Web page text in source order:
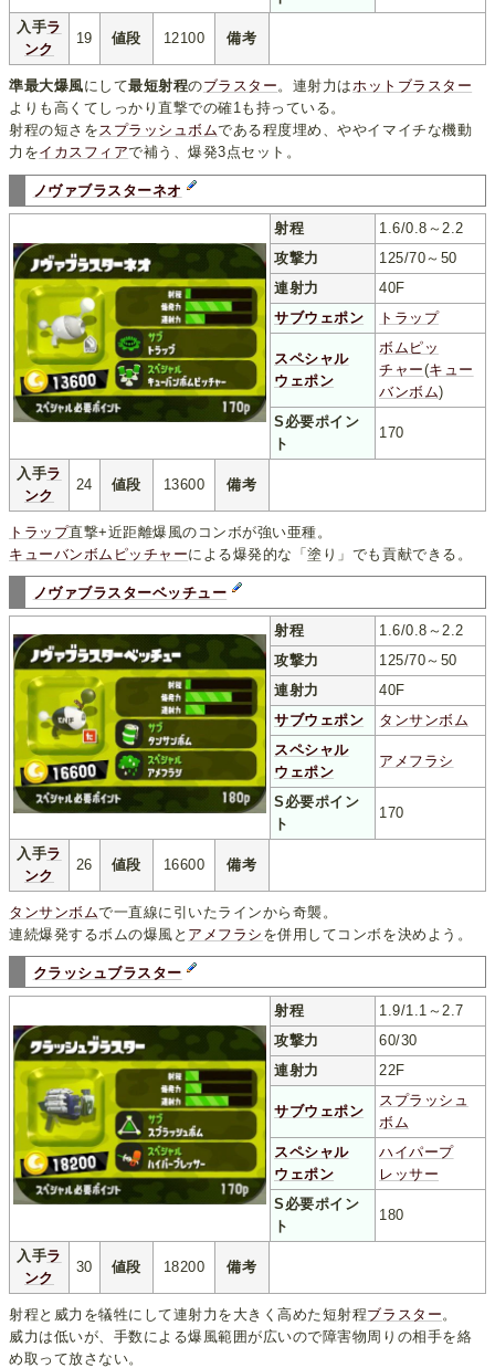
入手ラ
ンク
19 値段 12100 備考
準最大爆風にして最短射程のブラスター。連射力はホットブラスター
よりも高くてしっかり直撃での確1も持っている。
射程の短さをスプラッシュボムである程度埋め、ややイマイチな機動
力をイカスフィアで補う、爆発3点セット。
ノヴァブラスターネオ
射程
1.6/0.8～2.2
攻撃力
125/70～50
連射力
40F
サブウェポン
トラップ
スペシャル
ウェポン
ボムピッ
チャー(キュー
バンボム)
S必要ポイン
ト
170
入手ラ
ンク
24 値段 13600 備考
トラップ直撃+近距離爆風のコンボが強い亜種。
キューバンボムピッチャーによる爆発的な「塗り」でも貢献できる。
ノヴァブラスターベッチュー
射程
1.6/0.8～2.2
攻撃力
125/70～50
連射力
40F
サブウェポン
タンサンボム
スペシャル
ウェポン
アメフラシ
S必要ポイン
ト
170
入手ラ
ンク
26 値段 16600 備考
タンサンボムで一直線に引いたラインから奇襲。
連続爆発するボムの爆風と アメフラシ を併用してコンボを決めよう。
クラッシュブラスター
射程
1.9/1.1～2.7
攻撃力
60/30
連射力
22F
サブウェポン
スプラッシュ
ボム
スペシャル
ウェポン
ハイパープ
レッサー
S必要ポイン
ト
180
入手ラ
ンク
30 値段 18200 備考
射程と威力を犠牲にして連射力を大きく高めた短射程ブラスター。
威力は低いが、手数による爆風範囲が広いので障害物周りの相手を絡
め取って放さない。